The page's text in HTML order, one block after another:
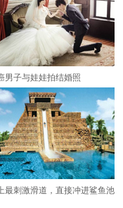
男子与娃娃拍结婚照
最刺激滑道，直接冲进鲨鱼池